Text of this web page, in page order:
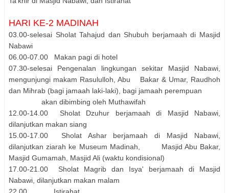
HARI KE-2 MADINAH
03.00-selesai Sholat Tahajud dan Shubuh berjamaah di Masjid
Nabawi
06.00-07.00 Makan pagi di hotel
07.30-selesai Pengenalan lingkungan sekitar Masjid Nabawi,
mengunjungi makam Rasululloh, Abu Bakar & Umar, Raudhoh
dan Mihrab (bagi jamaah laki-laki), bagi jamaah perempuan
akan dibimbing oleh Muthawifah
12.00-14.00 Sholat Dzuhur berjamaah di Masjid Nabawi,
dilanjutkan makan siang
15.00-17.00 Sholat Ashar berjamaah di Masjid Nabawi,
dilanjutkan ziarah ke Museum Madinah, Masjid Abu Bakar,
Masjid Gumamah, Masjid Ali (waktu kondisional)
17.00-21.00 Sholat Magrib dan Isya' berjamaah di Masjid
Nabawi, dilanjutkan makan malam
22.00 Istirahat